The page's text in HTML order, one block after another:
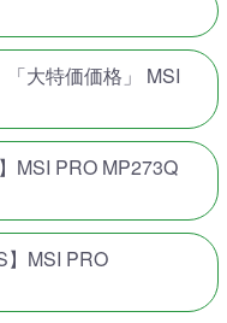
「大特価価格」 MSI
MSI PRO MP273Q
】MSI PRO